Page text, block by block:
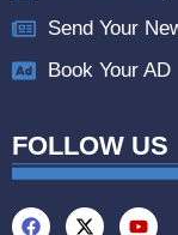
Send Your
Book Your AD
FOLLOW US